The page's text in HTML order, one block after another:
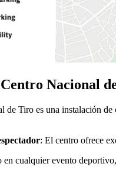
Nacional
de Tiro es una instalación de
: El centro ofrece
en cualquier evento